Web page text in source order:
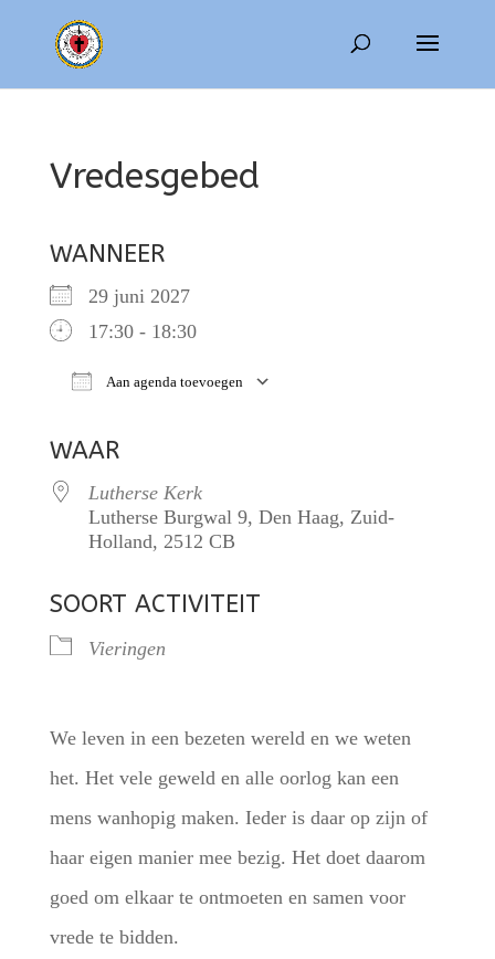
Vredesgebed
WANNEER
29 juni 2027
17:30 - 18:30
Aan agenda toevoegen
WAAR
Lutherse Kerk
Lutherse Burgwal 9, Den Haag, Zuid-
Holland, 2512 CB
SOORT ACTIVITEIT
Vieringen
We leven in een bezeten wereld en we weten
het. Het vele geweld en alle oorlog kan een
mens wanhopig maken. Ieder is daar op zijn of
haar eigen manier mee bezig. Het doet daarom
goed om elkaar te ontmoeten en samen voor
vrede te bidden.